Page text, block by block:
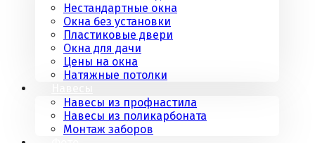
Нестандартные окна
Окна без установки
Пластиковые двери
Окна для дачи
Цены на окна
Натяжные потолки
Навесы из профнастила
Навесы из поликарбоната
Монтаж заборов